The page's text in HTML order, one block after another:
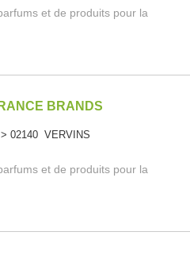
et de produits pour la
BRANDS
> 02140 VERVINS
et de produits pour la